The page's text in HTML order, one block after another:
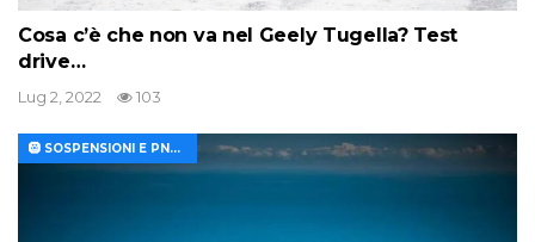
Cosa c’è che non va nel Geely Tugella? Test
drive…
Lug 2, 2022 103
🛞 SOSPENSIONI E PNEUMATICI